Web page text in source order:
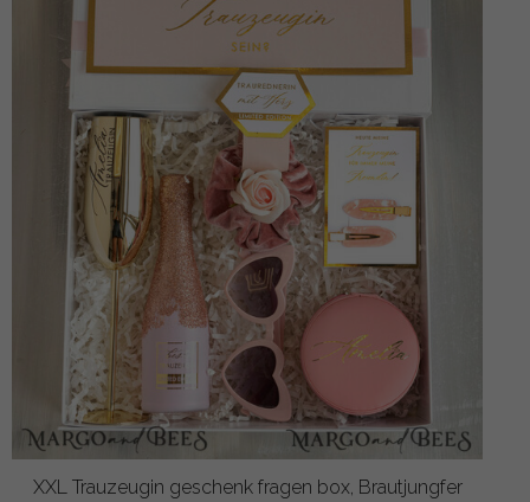
XXL Trauzeugin geschenk fragen box, Brautjungfer